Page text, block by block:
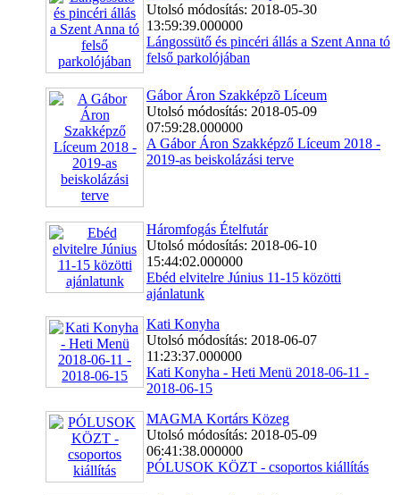
Utolsó módosítás: 2018-05-30
13:59:39.000000
Lángossütő és pincéri állás a Szent Anna tó
felső parkolójában
Gábor Áron Szakképzõ Líceum
Utolsó módosítás: 2018-05-09
07:59:28.000000
A Gábor Áron Szakképző Líceum 2018 -
2019-as beiskolázási terve
Háromfogás Ételfutár
Utolsó módosítás: 2018-06-10
15:44:02.000000
Ebéd elvitelre Június 11-15 közötti
ajánlatunk
Kati Konyha
Utolsó módosítás: 2018-06-07
11:23:37.000000
Kati Konyha - Heti Menü 2018-06-11 -
2018-06-15
MAGMA Kortárs Közeg
Utolsó módosítás: 2018-05-09
06:41:38.000000
PÓLUSOK KÖZT - csoportos kiállítás